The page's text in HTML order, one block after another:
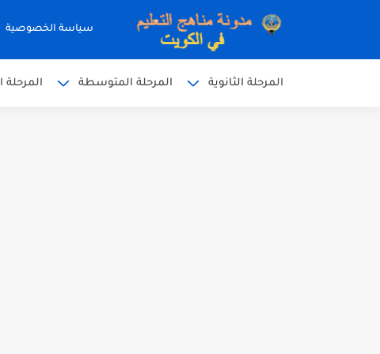
سياسة الخصوصية
المرحلة الثانوية المرحلة المتوسطة المرحلة